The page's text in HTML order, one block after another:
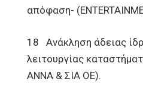
απόφαση-
18 Ανάκληση άδειας
λειτουργίας
ΑΝΝΑ & ΣΙΑ ΟΕ).